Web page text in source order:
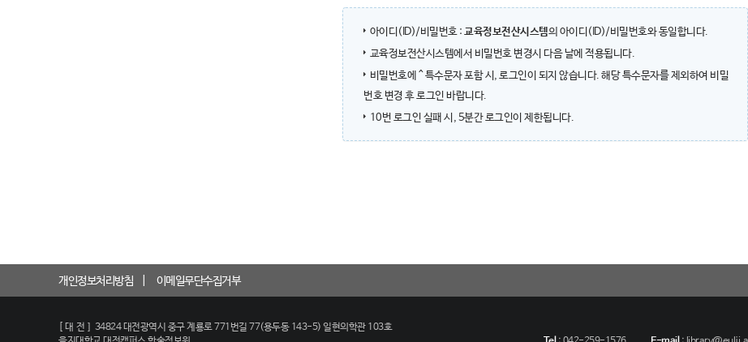
아이디(ID)/비밀번호 : 교육정보전산시스템의 아이디(ID)/비밀번호와 동일합니다.
교육정보전산시스템에서 비밀번호 변경시 다음 날에 적용됩니다.
비밀번호에 ^ 특수문자 포함 시, 로그인이 되지 않습니다. 해당 특수문자를 제외하여 비밀
번호 변경 후 로그인 바랍니다.
10번 로그인 실패 시, 5분간 로그인이 제한됩니다.
개인정보처리방침 이메일무단수집거부
[대전]
34824 대전광역시 중구 계룡로 771번길 77(용두동 143-5) 일현의학관 103호